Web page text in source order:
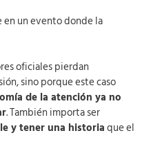
un evento donde la
oficiales pierdan
sino porque este caso
de la atención ya no
. También importa ser
y tener una historiaque el